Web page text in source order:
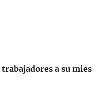
a su mies